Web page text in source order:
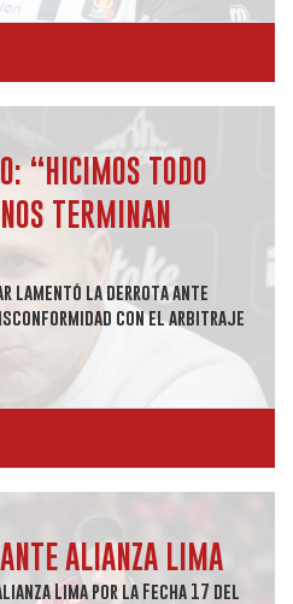
“HICIMOS TODO
TERMINAN
lamentó la derrota ante
con el arbitraje
ALIANZA LIMA
Lima por la Fecha 17 del